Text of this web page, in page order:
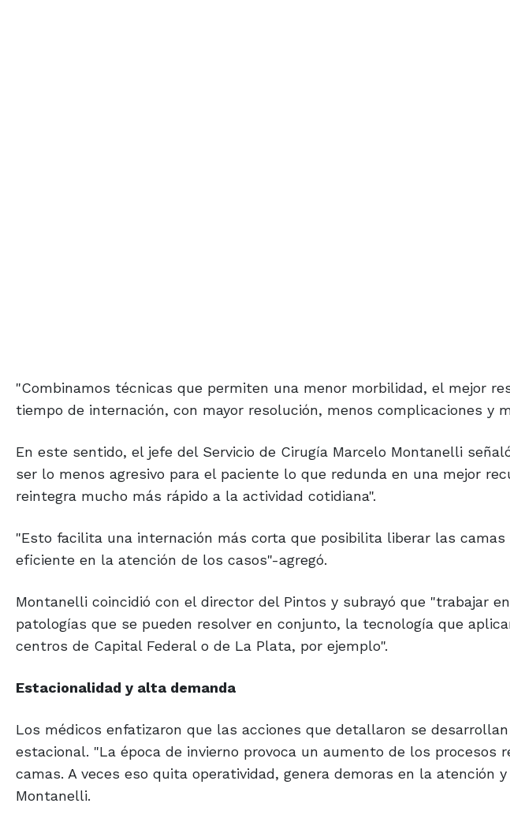
"Combinamos técnicas que permiten una menor morbilidad, el mejor
tiempo de internación, con mayor resolución, menos complicaciones y
En este sentido, el jefe del Servicio de Cirugía Marcelo Montanelli
ser lo menos agresivo para el paciente lo que redunda en una mejor
reintegra mucho más rápido a la actividad cotidiana".
"Esto facilita una internación más corta que posibilita liberar las
eficiente en la atención de los casos"-agregó.
Montanelli coincidió con el director del Pintos y subrayó que "trabajar
patologías que se pueden resolver en conjunto, la tecnología que
centros de Capital Federal o de La Plata, por ejemplo".
Estacionalidad y alta demanda
Los médicos enfatizaron que las acciones que detallaron se
estacional. "La época de invierno provoca un aumento de los procesos
camas. A veces eso quita operatividad, genera demoras en la atención
Montanelli.